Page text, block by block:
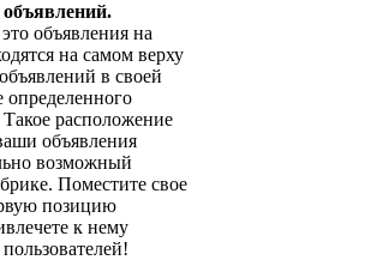
объявления на
на самом верху
в своей
определенного
расположение
объявления
возможный
Поместите свое
позицию
к нему